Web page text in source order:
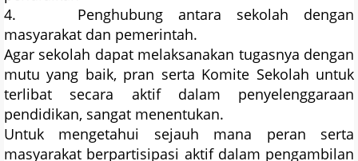
4. Penghubung antara sekolah dengan
masyarakat dan pemerintah.
Agar sekolah dapat melaksanakan tugasnya dengan
mutu yang baik, pran serta Komite Sekolah untuk
terlibat secara aktif dalam penyelenggaraan
pendidikan, sangat menentukan.
Untuk mengetahui sejauh mana peran serta
masyarakat berpartisipasi aktif dalam pengambilan